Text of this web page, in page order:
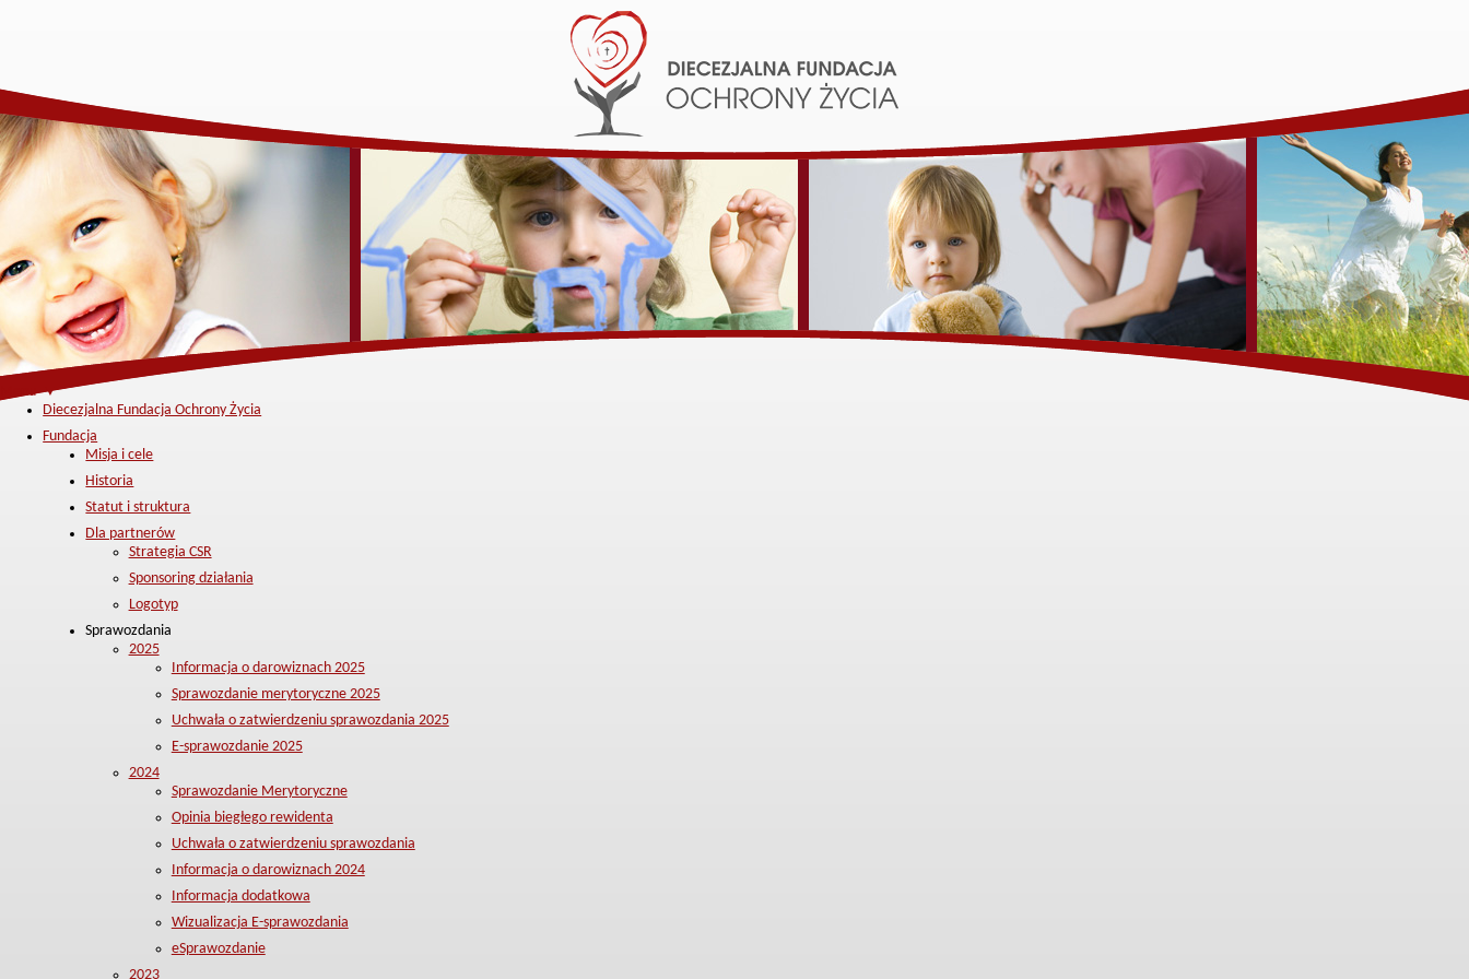
Menu ▼
Diecezjalna Fundacja Ochrony Życia
Fundacja
Misja i cele
Historia
Statut i struktura
Dla partnerów
Strategia CSR
Sponsoring działania
Logotyp
Sprawozdania
2025
Informacja o darowiznach 2025
Sprawozdanie merytoryczne 2025
Uchwała o zatwierdzeniu sprawozdania 2025
E-sprawozdanie 2025
2024
Sprawozdanie Merytoryczne
Opinia biegłego rewidenta
Uchwała o zatwierdzeniu sprawozdania
Informacja o darowiznach 2024
Informacja dodatkowa
Wizualizacja E-sprawozdania
eSprawozdanie
2023